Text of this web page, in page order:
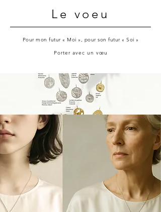
Le voeu
Pour mon futur « Moi », pour son futur « Soi »
Porter avec un vœu